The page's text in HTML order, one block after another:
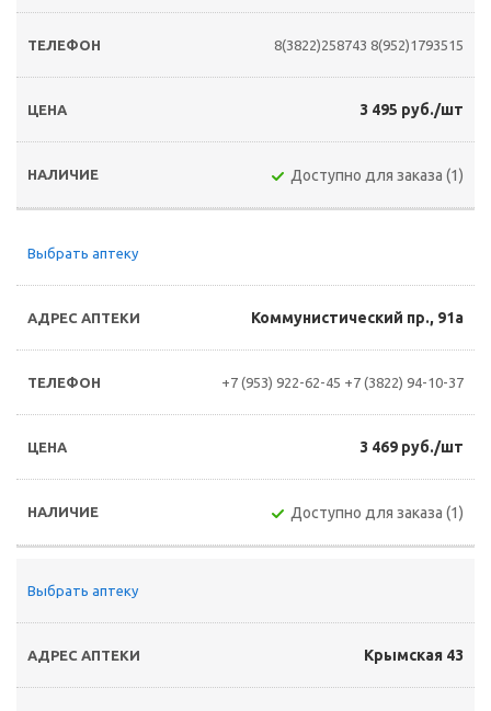
8(3822)258743 8(952)1793515
3 495 руб./шт
Доступно для заказа (1)
Выбрать аптеку
Коммунистический пр., 91а
+7 (953) 922-62-45 +7 (3822) 94-10-37
3 469 руб./шт
Доступно для заказа (1)
Выбрать аптеку
Крымская 43